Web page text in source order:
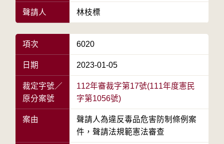
聲請人 林枝標
項次 6020
日期 2023-01-05
裁定字號／
原分案號
112年審裁字第17號(111年度憲民
字第1056號)
案由
聲請人為違反毒品危害防制條例案
件，聲請法規範憲法審查